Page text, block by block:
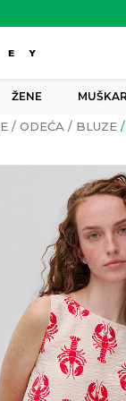
ŽENE
ODEĆA BLUZE